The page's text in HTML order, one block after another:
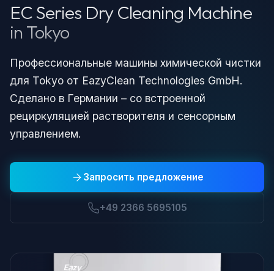
EC Series Dry Cleaning Machine
in Tokyo
Профессиональные машины химической чистки
для Tokyo от EazyClean Technologies GmbH.
Сделано в Германии – со встроенной
рециркуляцией растворителя и сенсорным
управлением.
Запросить предложение
+49 2366 5695105